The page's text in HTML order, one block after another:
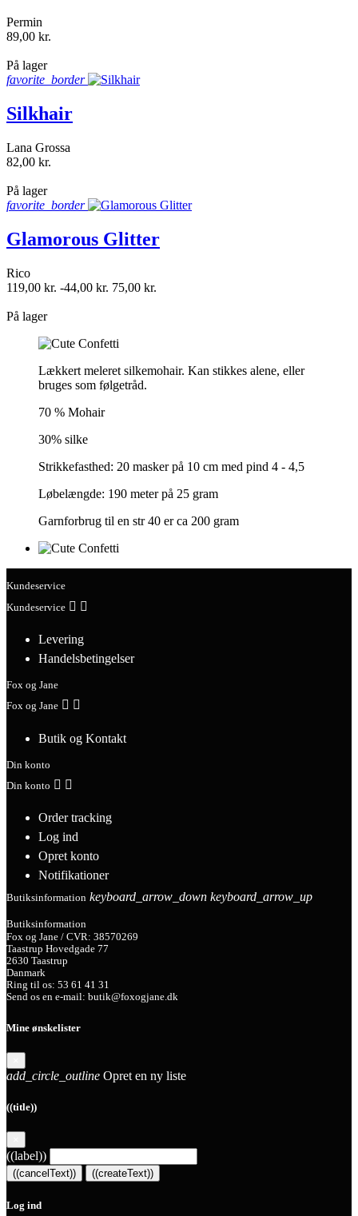
Permin
89,00 kr.
På lager
favorite_border
Silkhair
Lana Grossa
82,00 kr.
På lager
favorite_border
Glamorous Glitter
Rico
119,00 kr. -44,00 kr. 75,00 kr.
På lager
Lækkert meleret silkemohair. Kan stikkes alene, eller
bruges som følgetråd.
70 % Mohair
30% silke
Strikkefasthed: 20 masker på 10 cm med pind 4 - 4,5
Løbelængde: 190 meter på 25 gram
Garnforbrug til en str 40 er ca 200 gram
Kundeservice
Kundeservice  
Levering
Handelsbetingelser
Fox og Jane
Fox og Jane  
Butik og Kontakt
Din konto
Din konto  
Order tracking
Log ind
Opret konto
Notifikationer
Butiksinformation keyboard_arrow_down keyboard_arrow_up
Butiksinformation
Fox og Jane / CVR: 38570269
Taastrup Hovedgade 77
2630 Taastrup
Danmark
Ring til os: 53 61 41 31
Send os en e-mail: butik@foxogjane.dk
Mine ønskelister
add_circle_outline Opret en ny liste
((title))
((label))
((cancelText)) ((createText))
Log ind